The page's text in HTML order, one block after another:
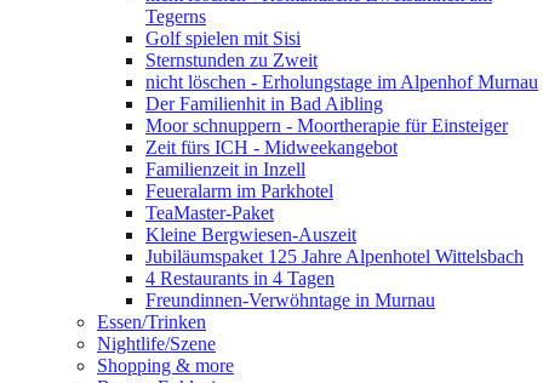
Tegerns
Golf spielen mit Sisi
Sternstunden zu Zweit
nicht löschen - Erholungstage im Alpenhof Murnau
Der Familienhit in Bad Aibling
Moor schnuppern - Moortherapie für Einsteiger
Zeit fürs ICH - Midweekangebot
Familienzeit in Inzell
Feueralarm im Parkhotel
TeaMaster-Paket
Kleine Bergwiesen-Auszeit
Jubiläumspaket 125 Jahre Alpenhotel Wittelsbach
4 Restaurants in 4 Tagen
Freundinnen-Verwöhntage in Murnau
Essen/Trinken
Nightlife/Szene
Shopping & more